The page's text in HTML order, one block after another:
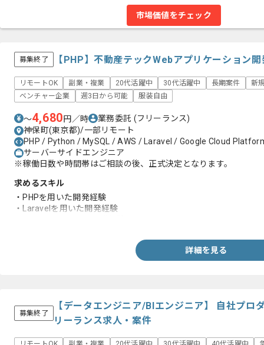
市場価値をチェック
募集終了 【PHP】不動産テックWebアプリケーション
リモートOK 副業・複業 20代活躍中 30代活躍中 長期案件
新
ベンチャー企業
週3日から可能 服装自由
〜4,680円／時 業務委託 (フリーランス)
神保町(東京都)/一部リモート
PHP / Python / MySQL / AWS / Laravel / Google Cloud
サーバーサイドエンジニア
※稼働日数や時間帯はご相談の後、正式決定となります。
求めるスキル
・PHPを用いた開発経験
・Laravelを用いた開発経験
詳細を見る
募集終了
【データエンジニア/BIエンジニア】 自社プロ
リーランス求人・案件